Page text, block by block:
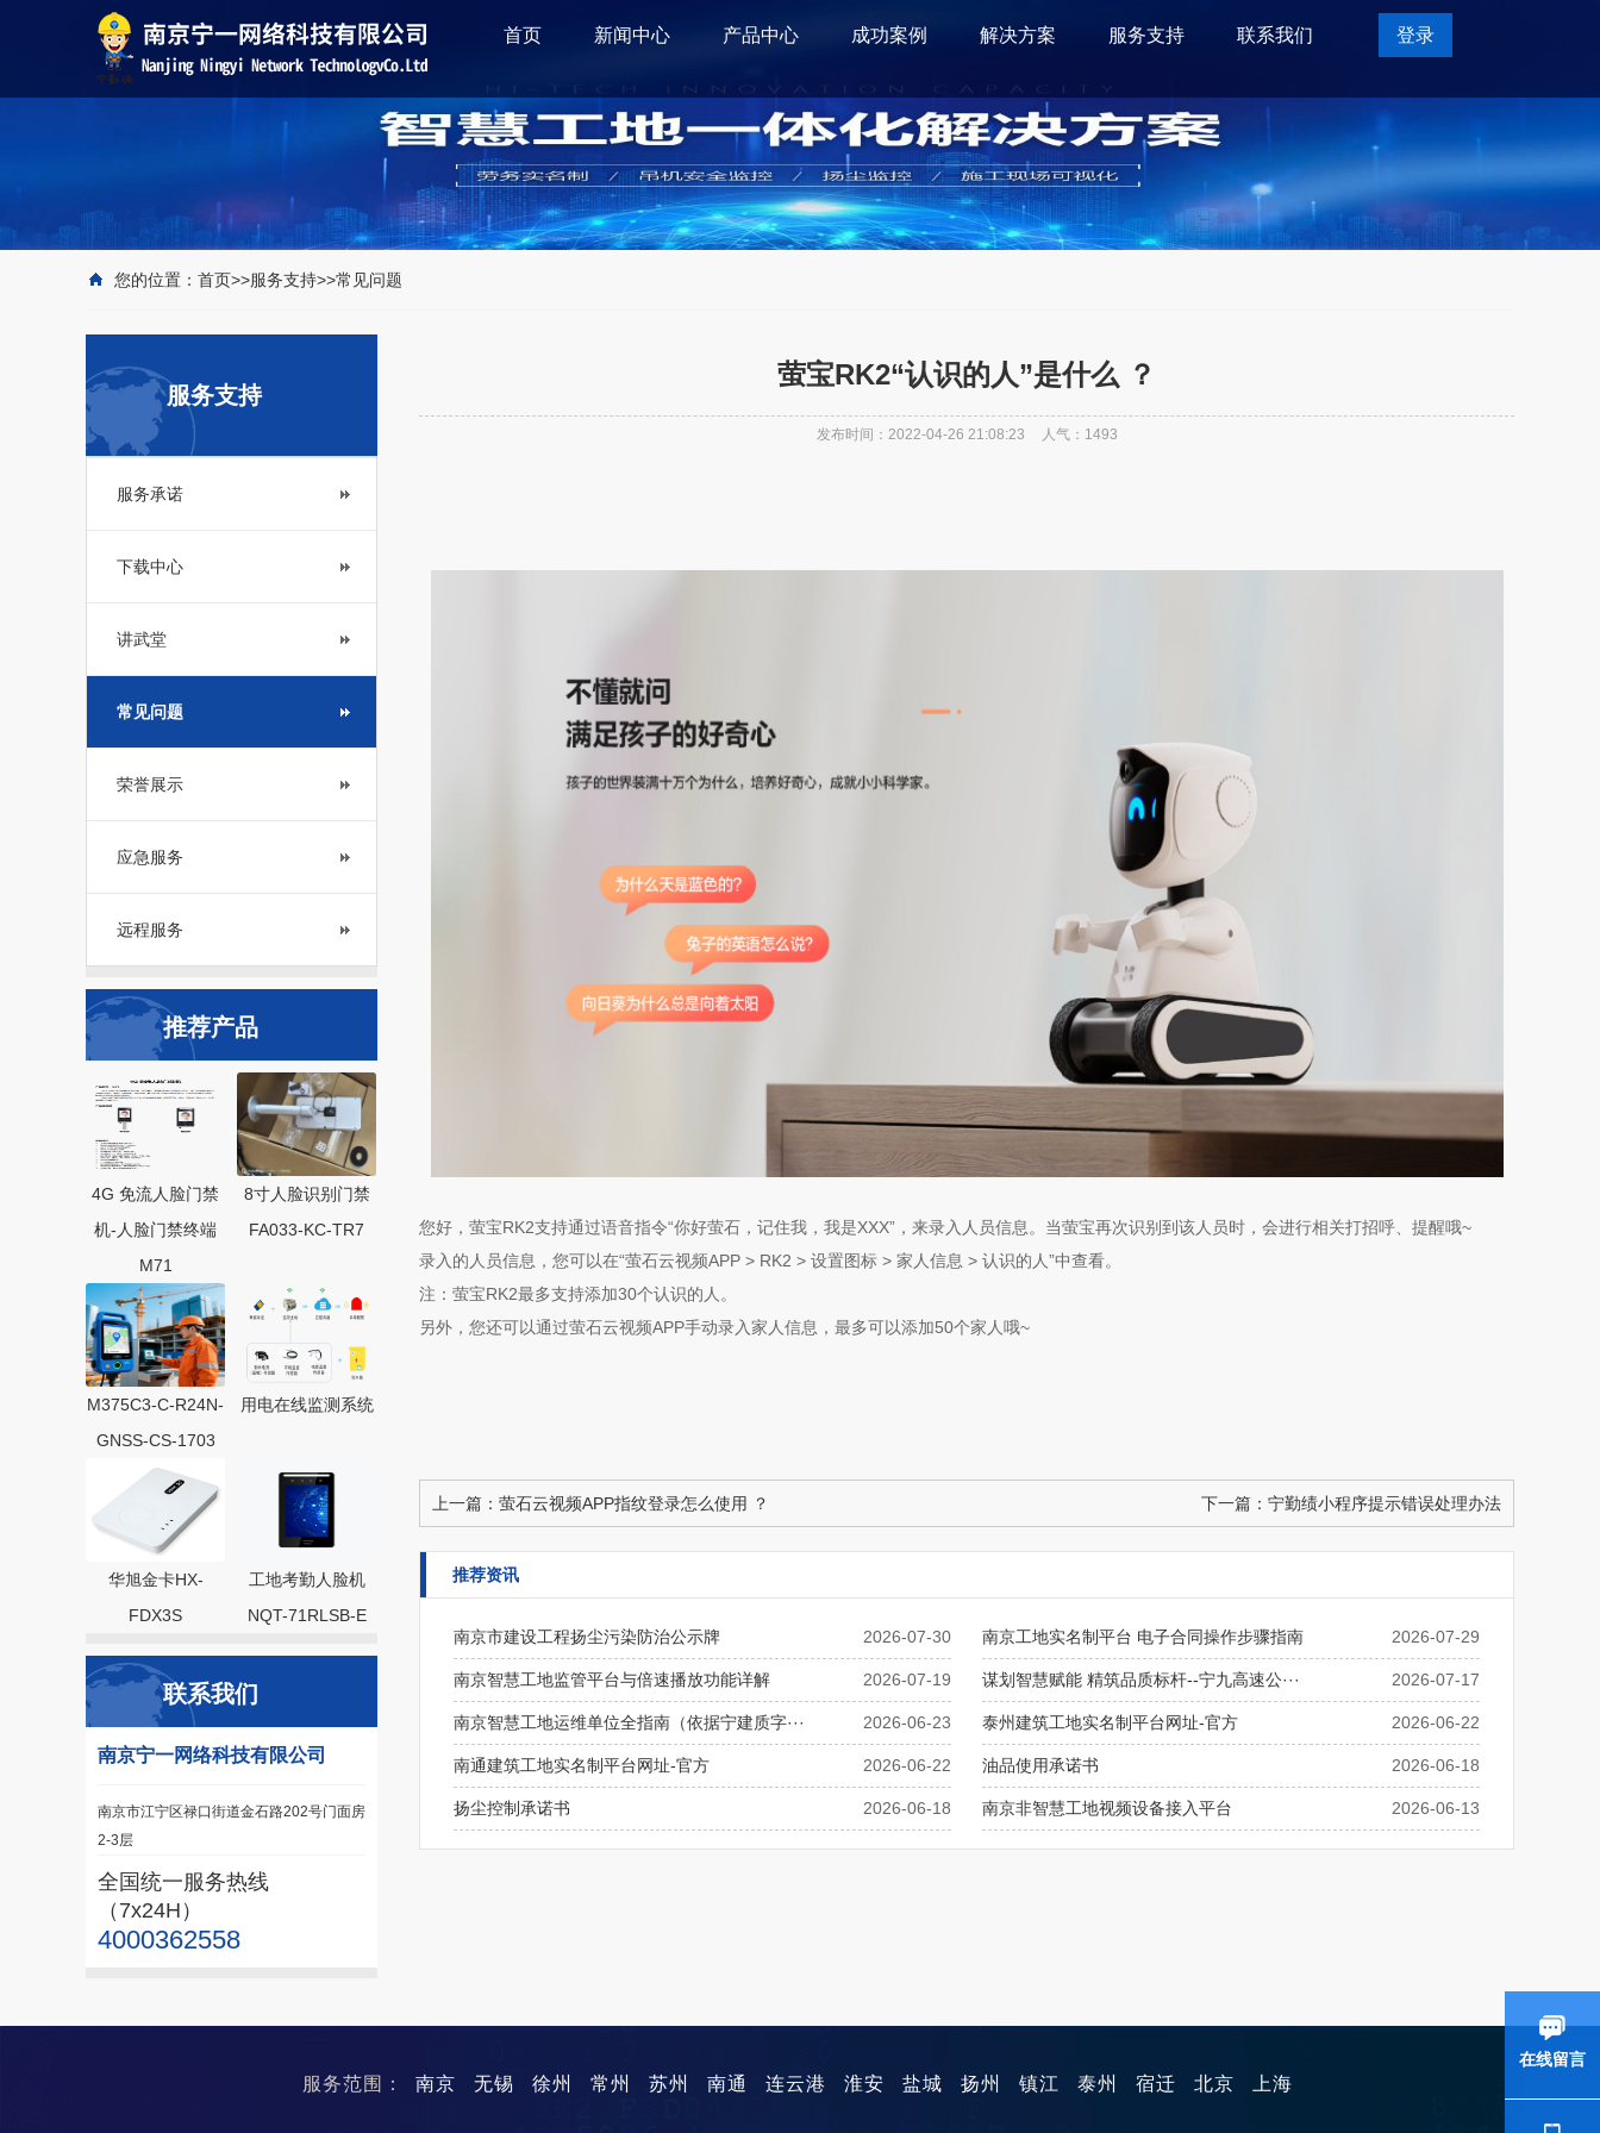
首页 新闻中心 产品中心 成功案例 解决方案 服务支持 联系我们 登录
您的位置： 首页>>服务支持>>常见问题
服务支持
服务承诺
下载中心
讲武堂
常见问题
荣誉展示
应急服务
远程服务
推荐产品
4G 免流人脸门禁
机-人脸门禁终端
M71
8寸人脸识别门禁
FA033-KC-TR7
M375C3-C-R24N-
GNSS-CS-1703
用电在线监测系统
华旭金卡HX-
FDX3S
工地考勤人脸机
NQT-71RLSB-E
联系我们
南京宁一网络科技有限公司
南京市江宁区禄口街道金石路202号门面房
2-3层
全国统一服务热线
（7x24H）
4000362558
萤宝RK2“认识的人”是什么 ？
发布时间：2022-04-26 21:08:23 人气： 1493
您好，萤宝RK2支持通过语音指令“你好萤石，记住我，我是XXX”，来录入人员信息。当萤宝再次识别到该人员时，会进行相关打招呼、提醒哦~
录入的人员信息，您可以在“萤石云视频APP > RK2 > 设置图标 > 家人信息 > 认识的人”中查看。
注：萤宝RK2最多支持添加30个认识的人。
另外，您还可以通过萤石云视频APP手动录入家人信息，最多可以添加50个家人哦~
上一篇： 萤石云视频APP指纹登录怎么使用 ？ 下一篇： 宁勤绩小程序提示错误处理办法
推荐资讯
2026-07-30
南京市建设工程扬尘污染防治公示牌 2026-07-29
南京工地实名制平台 电子合同操作步骤指南
2026-07-19
南京智慧工地监管平台与倍速播放功能详解 2026-07-17
谋划智慧赋能 精筑品质标杆--宁九高速公···
2026-06-23
南京智慧工地运维单位全指南（依据宁建质字··· 2026-06-22
泰州建筑工地实名制平台网址-官方
2026-06-22
南通建筑工地实名制平台网址-官方 2026-06-18
油品使用承诺书
2026-06-18
扬尘控制承诺书 2026-06-13
南京非智慧工地视频设备接入平台
服务范围： 南京 无锡 徐州 常州 苏州 南通 连云港 淮安 盐城 扬州 镇江 泰州 宿迁 北京 上海
在线留言